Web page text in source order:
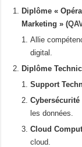
Diplôme «
Marketing » (
Allie
digital.
Diplôme
Support
Cybersécurité
les données.
Cloud
cloud.